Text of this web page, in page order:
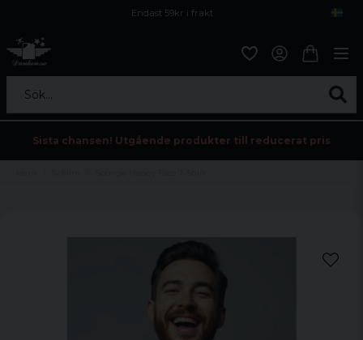
Endast 59kr i frakt
Sök...
Sista chansen! Utgående produkter till reducerat pris